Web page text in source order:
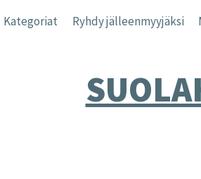
Kategoriat Ryhdy jälleenmyyjäksi